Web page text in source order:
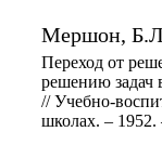
Мершон,
Переход от
решению задач
// Учебно-
школах. –